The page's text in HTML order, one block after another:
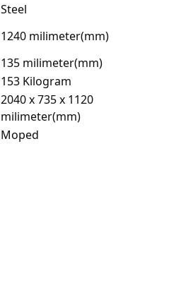
Steel
1240 milimeter(mm)
135 milimeter(mm)
153 Kilogram
2040 x 735 x 1120
milimeter(mm)
Moped